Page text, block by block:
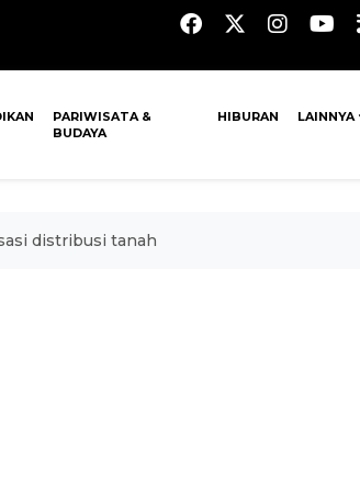
PARIWISATA &
BUDAYA
HIBURAN LAINNYA
distribusi tanah